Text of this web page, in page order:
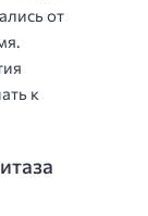
от
к